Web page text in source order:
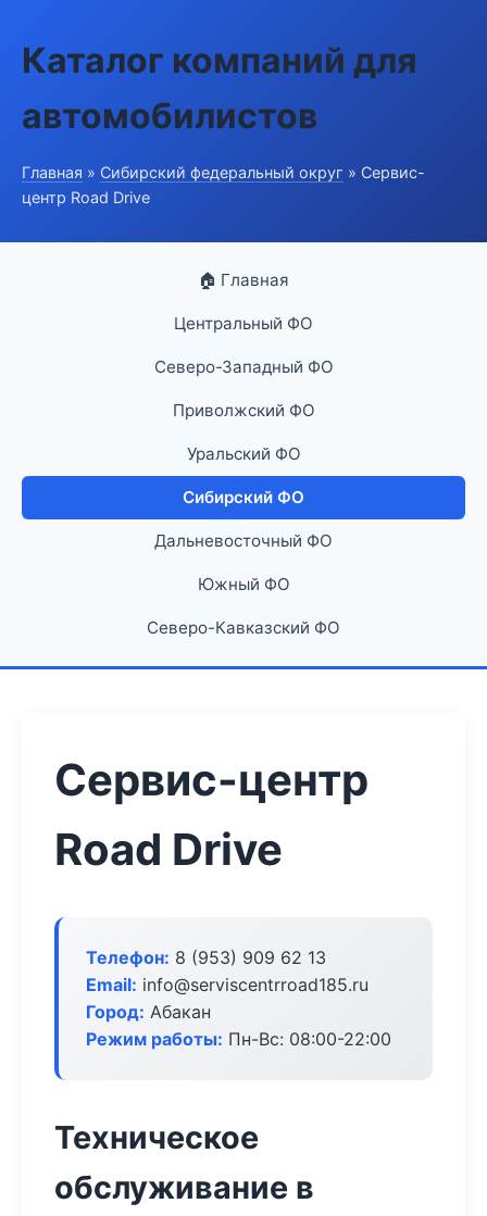
Каталог компаний для
автомобилистов
Главная » Сибирский федеральный округ » Сервис-
центр Road Drive
🏠 Главная
Центральный ФО
Северо-Западный ФО
Приволжский ФО
Уральский ФО
Сибирский ФО
Дальневосточный ФО
Южный ФО
Северо-Кавказский ФО
Сервис-центр
Road Drive
Телефон: 8 (953) 909 62 13
Email: info@serviscentrroad185.ru
Город: Абакан
Режим работы: Пн-Вс: 08:00-22:00
Техническое
обслуживание в